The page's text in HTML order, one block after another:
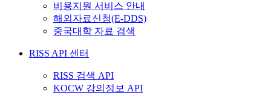
비용지원 서비스 안내
해외자료신청(E-DDS)
중국대학 자료 검색
RISS API 센터
RISS 검색 API
KOCW 강의정보 API